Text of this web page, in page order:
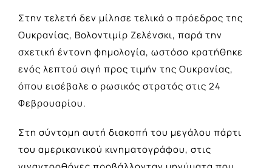
Στην τελετή δεν μίλησε τελικά ο πρόεδρος της
Ουκρανίας, Βολοντιμίρ Ζελένσκι, παρά την
σχετική έντονη φημολογία, ωστόσο κρατήθηκε
ενός λεπτού σιγή προς τιμήν της Ουκρανίας,
όπου εισέβαλε ο ρωσικός στρατός στις 24
Φεβρουαρίου.
Στη σύντομη αυτή διακοπή του μεγάλου πάρτι
του αμερικανικού κινηματογράφου, στις